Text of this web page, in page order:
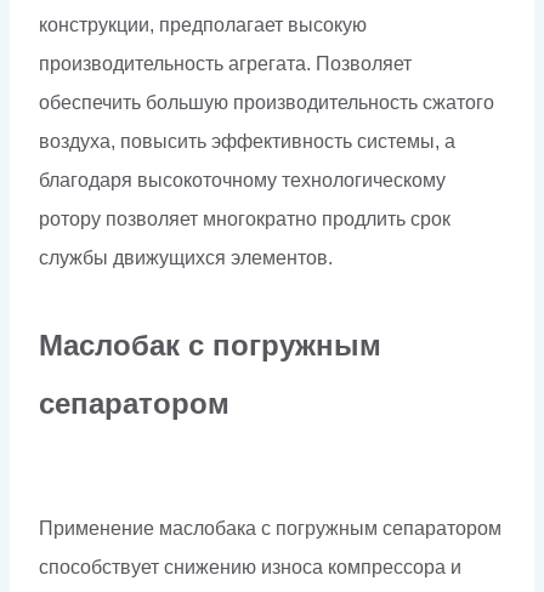
конструкции, предполагает высокую
производительность агрегата. Позволяет
обеспечить большую производительность сжатого
воздуха, повысить эффективность системы, а
благодаря высокоточному технологическому
ротору позволяет многократно продлить срок
службы движущихся элементов.
Маслобак с погружным
сепаратором
Применение маслобака с погружным сепаратором
способствует снижению износа компрессора и